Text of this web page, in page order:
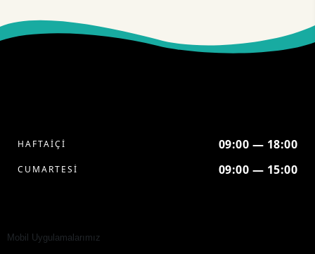
HAFTAİÇİ 09:00 — 18:00
CUMARTESİ 09:00 — 15:00
Mobil Uygulamalarımız